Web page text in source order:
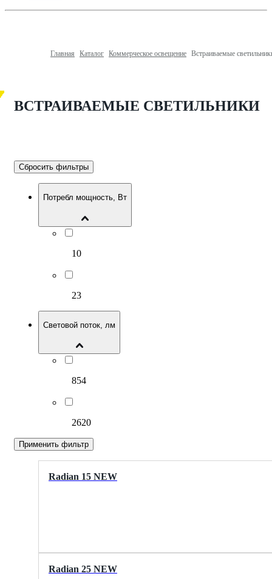
Главная Каталог Коммерческое освещение Встраиваемые
ВСТРАИВАЕМЫЕ СВЕТИЛЬНИКИ
Сбросить фильтры
Потребл мощность, Вт
10
23
Световой поток, лм
854
2620
Применить фильтр
Radian 15 NEW
Radian 25 NEW